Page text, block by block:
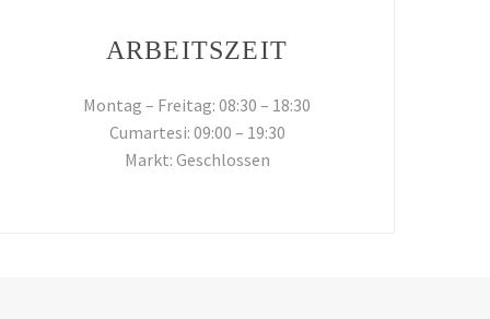
ARBEITSZEIT
Montag – Freitag: 08:30 – 18:30
Cumartesi: 09:00 – 19:30
Markt: Geschlossen